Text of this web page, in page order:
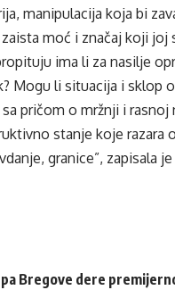
manipulacija koja bi
moć i značaj koji joj
ima li za nasilje
Mogu li situacija i sklop
pričom o mržnji i
stanje koje razara
granice”, zapisala
Bregove dere